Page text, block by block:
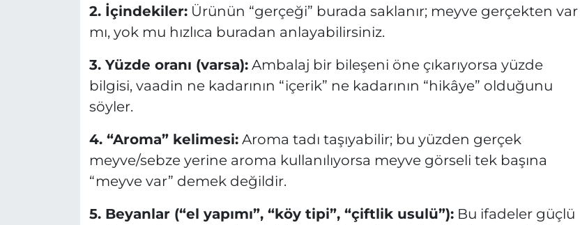
2. İçindekiler:Ürünün “gerçeği” burada saklanır; meyve gerçekten var
mı, yok mu hızlıca buradan anlayabilirsiniz.
3. Yüzde oranı (varsa):Ambalaj bir bileşeni öne çıkarıyorsa yüzde
bilgisi, vaadin ne kadarının “içerik” ne kadarının “hikâye” olduğunu
söyler.
4. “Aroma” kelimesi:Aroma tadı taşıyabilir; bu yüzden gerçek
meyve/sebze yerine aroma kullanılıyorsa meyve görseli tek başına
“meyve var” demek değildir.
5. Beyanlar (“el yapımı”, “köy tipi”, “çiftlik usulü”):Bu ifadeler güçlü